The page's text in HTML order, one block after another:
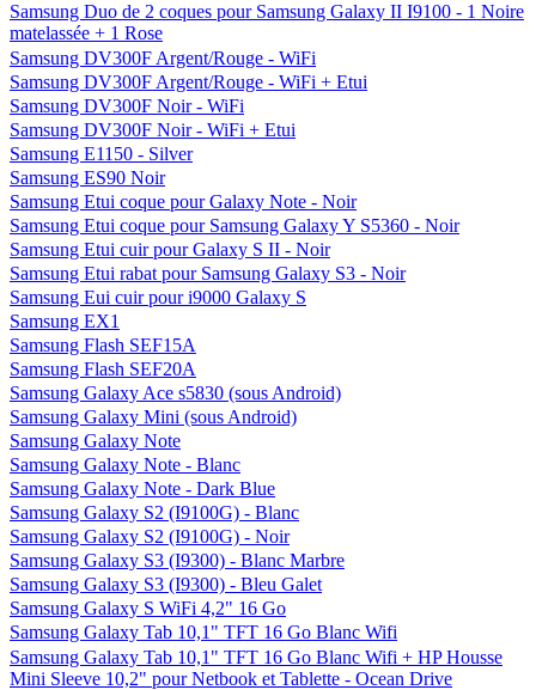
Samsung Duo de 2 coques pour Samsung Galaxy II I9100 - 1 Noire
matelassée + 1 Rose
Samsung DV300F Argent/Rouge - WiFi
Samsung DV300F Argent/Rouge - WiFi + Etui
Samsung DV300F Noir - WiFi
Samsung DV300F Noir - WiFi + Etui
Samsung E1150 - Silver
Samsung ES90 Noir
Samsung Etui coque pour Galaxy Note - Noir
Samsung Etui coque pour Samsung Galaxy Y S5360 - Noir
Samsung Etui cuir pour Galaxy S II - Noir
Samsung Etui rabat pour Samsung Galaxy S3 - Noir
Samsung Eui cuir pour i9000 Galaxy S
Samsung EX1
Samsung Flash SEF15A
Samsung Flash SEF20A
Samsung Galaxy Ace s5830 (sous Android)
Samsung Galaxy Mini (sous Android)
Samsung Galaxy Note
Samsung Galaxy Note - Blanc
Samsung Galaxy Note - Dark Blue
Samsung Galaxy S2 (I9100G) - Blanc
Samsung Galaxy S2 (I9100G) - Noir
Samsung Galaxy S3 (I9300) - Blanc Marbre
Samsung Galaxy S3 (I9300) - Bleu Galet
Samsung Galaxy S WiFi 4,2" 16 Go
Samsung Galaxy Tab 10,1" TFT 16 Go Blanc Wifi
Samsung Galaxy Tab 10,1" TFT 16 Go Blanc Wifi + HP Housse
Mini Sleeve 10,2" pour Netbook et Tablette - Ocean Drive